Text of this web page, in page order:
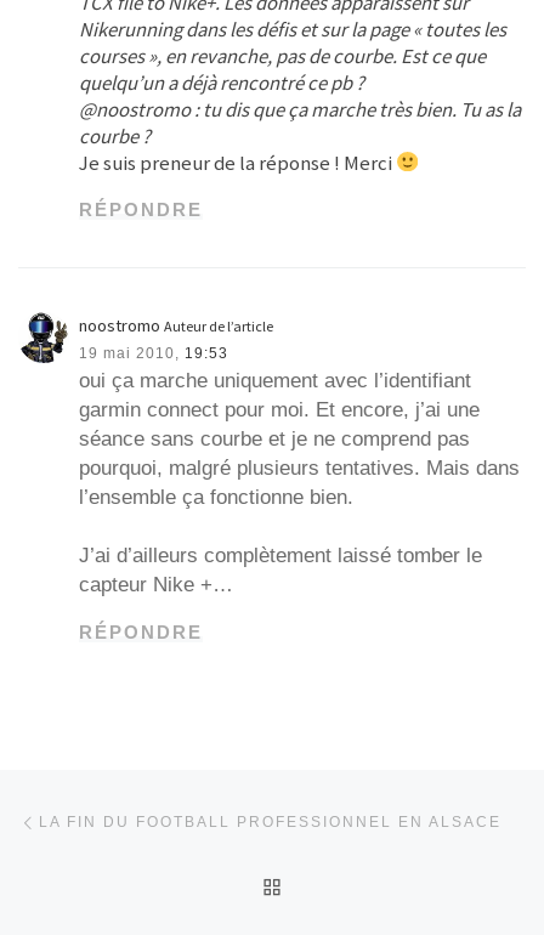
Nikerunning dans les défis et sur la page « toutes les
courses », en revanche, pas de courbe. Est ce que
quelqu’un a déjà rencontré ce pb ?
@noostromo : tu dis que ça marche très bien. Tu as la
courbe ?
Je suis preneur de la réponse ! Merci
RÉPONDRE
noostromo Auteur de l’article
19 mai 2010, 19:53
oui ça marche uniquement avec l’identifiant
garmin connect pour moi. Et encore, j’ai une
séance sans courbe et je ne comprend pas
pourquoi, malgré plusieurs tentatives. Mais dans
l’ensemble ça fonctionne bien.
J’ai d’ailleurs complètement laissé tomber le
capteur Nike +…
RÉPONDRE
LA FIN DU FOOTBALL PROFESSIONNEL EN ALSACE